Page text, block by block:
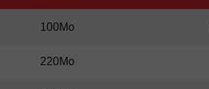
100Mo
220Mo